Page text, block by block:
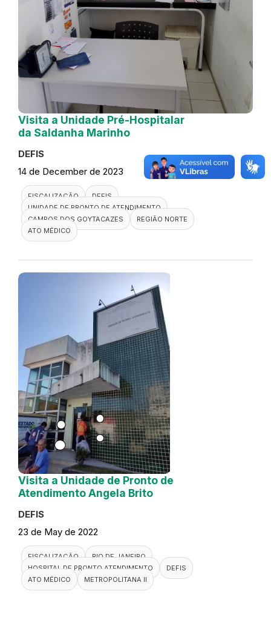
Visita a Unidade Pré-Hospitalar
da Saldanha Marinho
DEFIS
14 de December de 2023
FISCALIZAÇÃO
DEFIS
UNIDADE DE PRONTO DE ATENDIMENTO
CAMPOS DOS GOYTACAZES
REGIÃO NORTE
ATO MÉDICO
Visita a Unidade de Pronto de
Atendimento Angela Brito
DEFIS
23 de May de 2022
FISCALIZAÇÃO
RIO DE JANEIRO
HOSPITAL DE PRONTO ATENDIMENTO
DEFIS
ATO MÉDICO
METROPOLITANA II